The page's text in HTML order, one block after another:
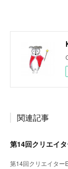
関連記事
第14回クリエイ
第14回クリエイター